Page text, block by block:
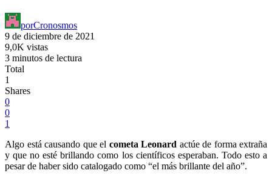
porCronosmos
9 de diciembre de 2021
9,0K vistas
3 minutos de lectura
Total
1
Shares
0
0
1
Algo está causando que el cometa Leonard actúe de forma extraña
y que no esté brillando como los científicos esperaban. Todo esto a
pesar de haber sido catalogado como “el más brillante del año”.